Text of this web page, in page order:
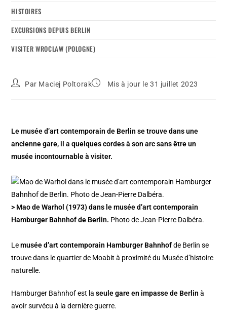
HISTOIRES
EXCURSIONS DEPUIS BERLIN
VISITER WROCLAW (POLOGNE)
Par Maciej Poltorak Mis à jour le 31 juillet 2023
Le musée d’art contemporain de Berlin se trouve dans une
ancienne gare, il a quelques cordes à son arc sans être un
musée incontournable à visiter.
> Mao de Warhol (1973) dans le musée d’art contemporain
Hamburger Bahnhof de Berlin. Photo de Jean-Pierre Dalbéra.
Lemusée d’art contemporain Hamburger Bahnhofde Berlin se
trouve dans le quartier de Moabit à proximité du Musée d’histoire
naturelle.
Hamburger Bahnhof est laseule gare en impasse de Berlin à
avoir survécu à la dernière guerre.